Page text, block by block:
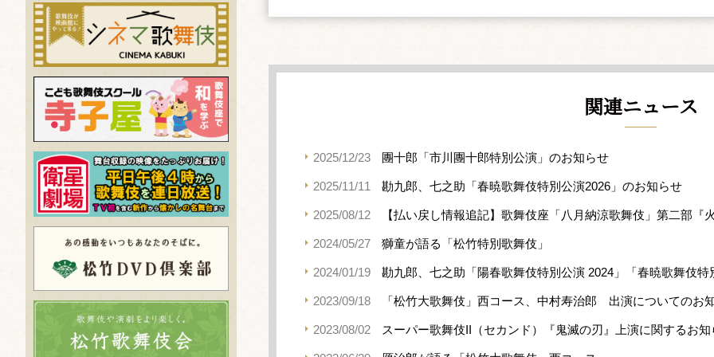
関連ニュース
2025/12/23 團十郎「市川團十郎特別公演」のお知らせ
2025/11/11 勘九郎、七之助「春暁歌舞伎特別公演2026」のお知らせ
2025/08/12 【払い戻し情報追記】歌舞伎座「八月納涼歌舞伎」第二部
2024/05/27 獅童が語る「松竹特別歌舞伎」
2024/01/19 勘九郎、七之助「陽春歌舞伎特別公演 2024」「春暁歌舞伎
2023/09/18 「松竹大歌舞伎」西コース、中村寿治郎 出演についてのお
2023/08/02 スーパー歌舞伎II（セカンド）『鬼滅の刃』上演に関するお知